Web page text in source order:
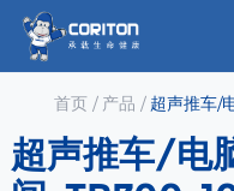
首页/ 产品 / 超声推车/
超声推车/电